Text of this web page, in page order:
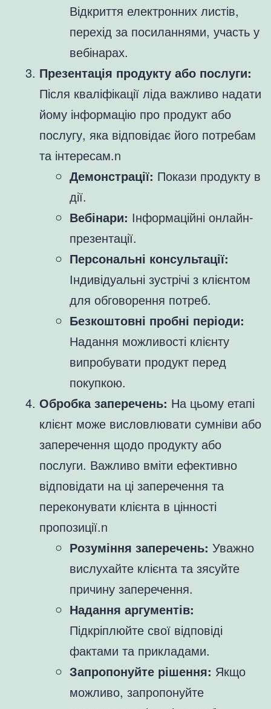
Відкриття електронних листів,
перехід за посиланнями, участь у
вебінарах.
Презентація продукту або послуги:
Після кваліфікації ліда важливо надати
йому інформацію про продукт або
послугу, яка відповідає його потребам
та інтересам.n
Демонстрації: Покази продукту в
дії.
Вебінари: Інформаційні онлайн-
презентації.
Персональні консультації:
Індивідуальні зустрічі з клієнтом
для обговорення потреб.
Безкоштовні пробні періоди:
Надання можливості клієнту
випробувати продукт перед
покупкою.
Обробка заперечень: На цьому етапі
клієнт може висловлювати сумніви або
заперечення щодо продукту або
послуги. Важливо вміти ефективно
відповідати на ці заперечення та
переконувати клієнта в цінності
пропозиції.n
Розуміння заперечень: Уважно
вислухайте клієнта та зясуйте
причину заперечення.
Надання аргументів:
Підкріплюйте свої відповіді
фактами та прикладами.
Запропонуйте рішення: Якщо
можливо, запропонуйте